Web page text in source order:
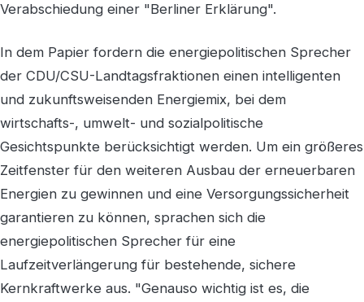
Verabschiedung einer "Berliner Erklärung".
In dem Papier fordern die energiepolitischen Sprecher
der CDU/CSU-Landtagsfraktionen einen intelligenten
und zukunftsweisenden Energiemix, bei dem
wirtschafts-, umwelt- und sozialpolitische
Gesichtspunkte berücksichtigt werden. Um ein größeres
Zeitfenster für den weiteren Ausbau der erneuerbaren
Energien zu gewinnen und eine Versorgungssicherheit
garantieren zu können, sprachen sich die
energiepolitischen Sprecher für eine
Laufzeitverlängerung für bestehende, sichere
Kernkraftwerke aus. "Genauso wichtig ist es, die